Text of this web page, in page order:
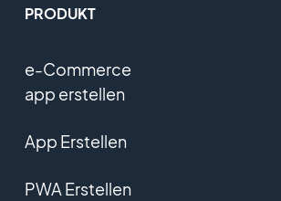
PRODUKT
e-Commerce
app erstellen
App Erstellen
PWA Erstellen